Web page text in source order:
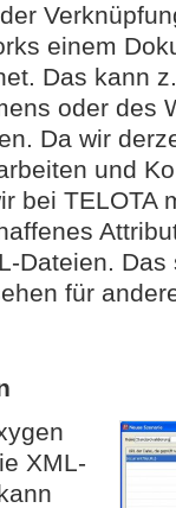
einem
Das kann
oder des
Da wir
und
bei TELOTA
Dateien.
für
XML-